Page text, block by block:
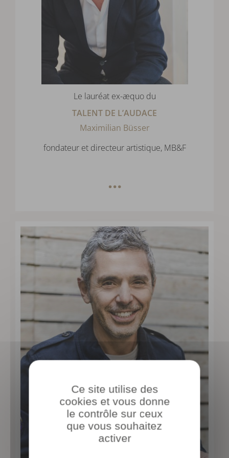
Le lauréat ex-æquo du
TALENT DE L’AUDACE
Maximilian Büsser
fondateur et directeur artistique, MB&F
…
Ce site utilise des
cookies et vous donne
le contrôle sur ceux
que vous souhaitez
activer